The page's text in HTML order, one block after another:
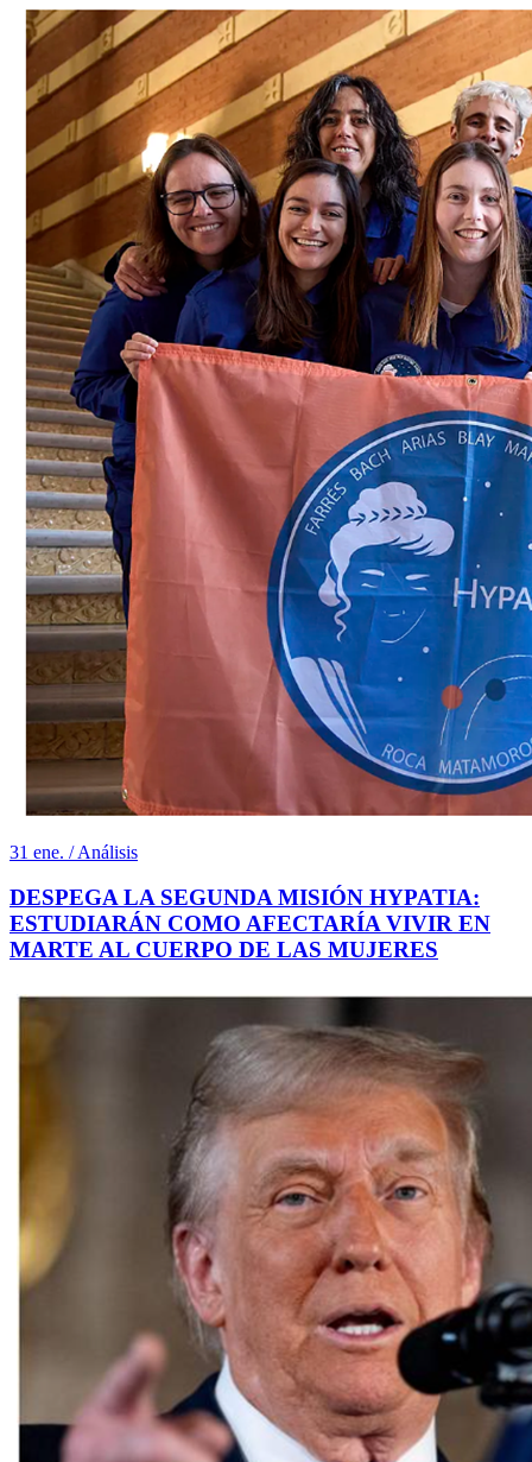
31 ene. / Análisis
DESPEGA LA SEGUNDA MISIÓN HYPATIA:
ESTUDIARÁN COMO AFECTARÍA VIVIR EN
MARTE AL CUERPO DE LAS MUJERES